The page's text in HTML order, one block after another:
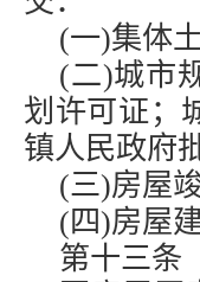
(一)集体
(二)城市
划许可证；
镇人民政府
(三)房屋
(四)房屋
第十三条